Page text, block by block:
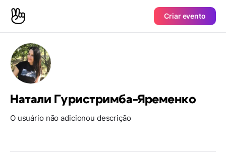
Criar evento
Натали Гуристримба-Яременко
O usuário não adicionou descrição